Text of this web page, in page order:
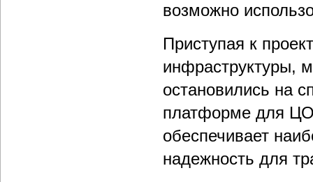
возможно
Приступая к
инфраструктуры,
остановились на
платформе для
обеспечивает
надежность для